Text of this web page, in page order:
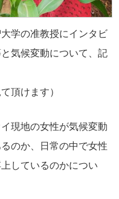
学の准教授にインタビ
気候変動について、記
頂けます）
現地の女性が気候変動
のか、日常の中で女性
しているのかについ